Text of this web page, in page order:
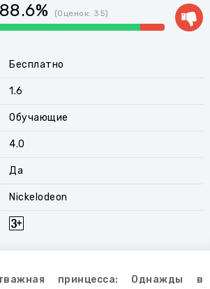
88.6% (Оценок: 35)
Бесплатно
1.6
Обучающие
4.0
Да
Nickelodeon
принцесса: Однажды в